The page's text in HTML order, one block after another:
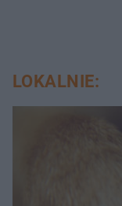
LOKALNIE: